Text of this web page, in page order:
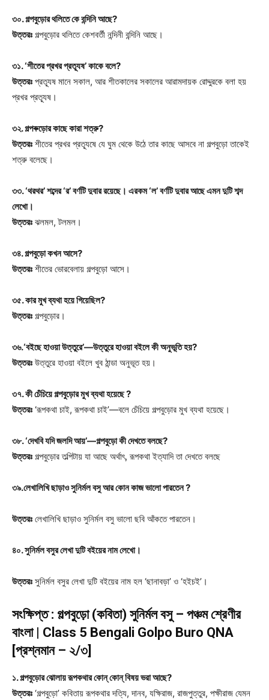
৩০. গল্পবুড়োর থলিতে কে বন্দিনি আছে?
উত্তরঃ গল্পবুড়োর থলিতে কেশবর্তী নন্দিনী বন্দিনি আছে।
৩১. ‘শীতের প্রখর প্রত্যূষ’ কাকে বলে?
উত্তরঃ প্রত্যূষ মানে সকাল, আর শীতকালের সকালের আরামদায়ক রোদ্দুরকে বলা হয়
প্রখর প্রত্যূষ।
৩২. গল্পৰুড়োর কাছে কারা শত্রু?
উত্তরঃ শীতের প্রখর প্রত্যূষে যে ঘুম থেকে উঠে তার কাছে আসবে না গল্পবুড়ো তাকেই
শত্রু বলেছে।
৩৩. ‘থরথর’ শব্দের ‘র’ বর্ণটি দুবার রয়েছে। এরকম ‘ল’ বর্ণটি দুবার আছে এমন দুটি শব্দ
লেখো।
উত্তরঃ ঝলমল, টলমল।
৩৪. গল্পবুড়ো কখন আসে?
উত্তরঃ শীতের ভোরবেলায় গল্পবুড়ো আসে।
৩৫. কার মুখ ব্যথা হয়ে গিয়েছিল?
উত্তরঃ গল্পবুড়োর।
৩৬.‘বইছে হাওয়া উত্তুরে’—উত্তুরে হাওয়া বইলে কী অনুভূতি হয়?
উত্তরঃ উত্তুরে হাওয়া বইলে খুব ঠান্ডা অনুভূত হয়।
৩৭. কী চেঁচিয়ে গল্পবুড়োর মুখ ব্যথা হয়েছে ?
উত্তরঃ ‘রূপকথা চাই, রূপকথা চাই’—বলে চেঁচিয়ে গল্পবুড়োর মুখ ব্যথা হয়েছে।
৩৮. ‘দেখবি যদি জলদি আয়’—গল্পবুড়ো কী দেখতে বলছে?
উত্তরঃ গল্পবুড়োর তল্পিটায় যা আছে অর্থাৎ, রূপকথা ইত্যাদি তা দেখতে বলছে
৩৯.লেখালিখি ছাড়াও সুনির্মল বসু আর কোন কাজ ভালো পারতেন ?
উত্তরঃ লেখালিখি ছাড়াও সুনির্মল বসু ভালো ছবি আঁকতে পারতেন।
৪০. সুনির্মল বসুর লেখা দুটি বইয়ের নাম লেখো।
উত্তরঃ সুনির্মল বসুর লেখা দুটি বইয়ের নাম হল ‘ছানাবড়া’ ও ‘হইচই’।
সংক্ষিপ্ত : গল্পবুড়ো (কবিতা) সুনির্মল বসু – পঞ্চম শ্রেণীর
বাংলা | Class 5 Bengali Golpo Buro QNA
[প্রশ্নমান – ২/৩]
১. গল্পবুড়োর ঝোলায় রূপকথার কোন্ কোন্ বিষয় ভরা আছে?
উত্তরঃ ‘গল্পবুড়ো’ কবিতায় রূপকথার দত্যি, দানব, যক্ষিরাজ, রাজপুত্তুর, পক্ষীরাজ যেমন